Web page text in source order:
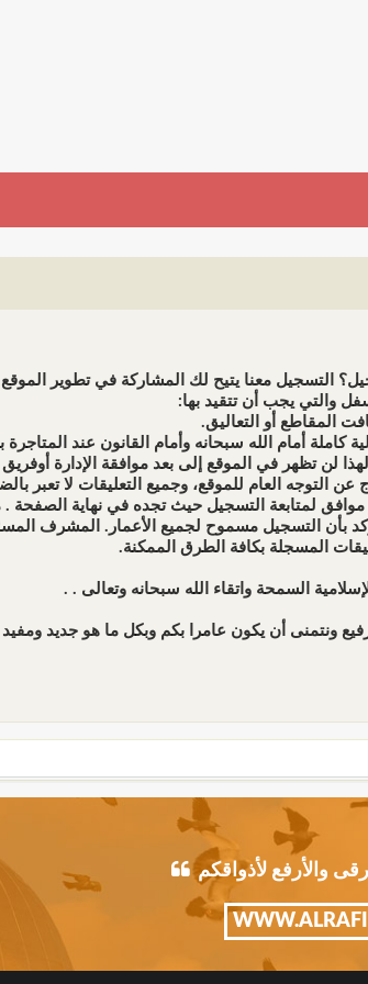
التسجيل معنا يتيح لك المشاركة في تطوير الموقع
والتي يجب أن تتقيد بها:
لمتابعة التسجيل حيث تجده في نهاية الصفحة .
بأن التسجيل مسموح لجميع الأعمار. المشرف
المسجلة بكافة الطرق الممكنة.
السمحة واتقاء الله سبحانه وتعالى . .
ونتمنى أن يكون عامرا بكم وبكل ما هو جديد
والأرفع لأذواقكم